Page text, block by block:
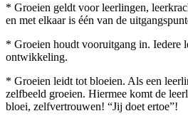
* Groeien geldt voor leerlingen,
en met elkaar is één van de
* Groeien houdt vooruitgang in. Iedere
ontwikkeling.
* Groeien leidt tot bloeien. Als een
zelfbeeld groeien. Hiermee komt de
bloei, zelfvertrouwen! “Jij doet ertoe”!